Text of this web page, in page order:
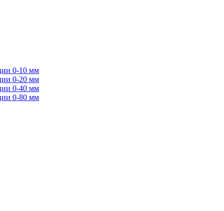
0-10 мм
0-20 мм
0-40 мм
0-80 мм